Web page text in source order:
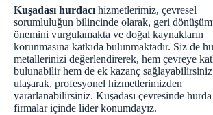
Kuşadası hurdacı hizmetlerimiz, çevresel
sorumluluğun bilincinde olarak, geri
önemini vurgulamakta ve doğal kaynakların
korunmasına katkıda bulunmaktadır. Siz de
metallerinizi değerlendirerek, hem çevreye
bulunabilir hem de ek kazanç
ulaşarak, profesyonel hizmetlerimizden
yararlanabilirsiniz. Kuşadası çevresinde hurda
firmalar içinde lider konumdayız.